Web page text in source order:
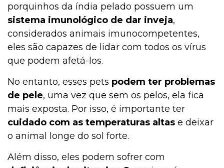
Coelho
Casa
Cachorro
porquinhos da índia pelado possuem um
sistema imunológico de dar inveja,
considerados animais imunocompetentes,
eles são capazes de lidar com todos os vírus
que podem afetá-los.
No entanto, esses pets podem ter problemas
de pele, uma vez que sem os pelos, ela fica
mais exposta. Por isso, é importante ter
cuidado com as temperaturas altas e deixar
o animal longe do sol forte.
Além disso, eles podem sofrer com